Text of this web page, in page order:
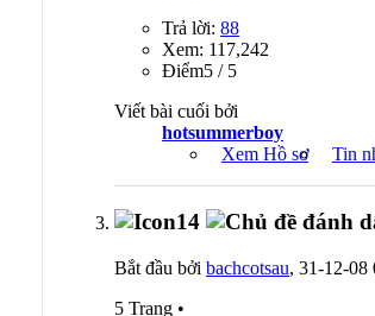
Trả lời: 88
Xem: 117,242
Ðiểm5 / 5
Viết bài cuối bởi
hotsummerboy
Xem Hồ sơ
Tin
Bắt đầu bởi bachcotsau, 31-12-08
5 Trang •